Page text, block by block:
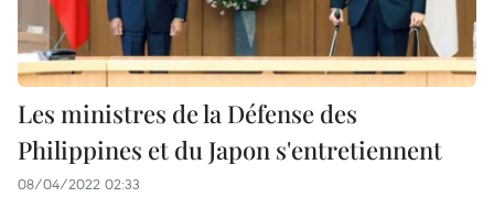
Les ministres de la Défense des
Philippines et du Japon s'entretiennent
08/04/2022 02:33